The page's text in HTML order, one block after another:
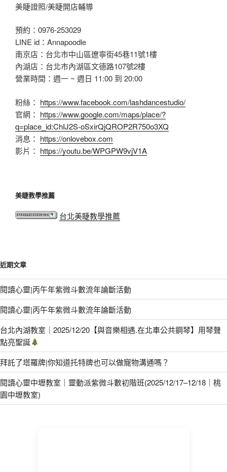
美睫證照/美睫開店輔導
預約：0976-253029
LINE id：Annapoodle
南京店：台北市中山區遼寧街45巷11號1樓
內湖店：台北市內湖區文德路107號2樓
營業時間：週一 ~ 週日 11:00 到 20:00
粉絲： https://www.facebook.com/lashdancestudio/
官網： https://www.google.com/maps/place/?
q=place_id:ChIJ2S-oSxirQjQROP2R750o3XQ
消息： https://onlovebox.com
影片： https://youtu.be/WPGPW9vjV1A
美睫教學推薦
台北美睫教學推薦
近期文章
閱讀心靈|丙午年紫微斗數流年論斷活動
閱讀心靈|丙午年紫微斗數流年論斷活動
台北內湖教室｜2025/12/20【與音樂相遇.在北車公共鋼琴】用琴聲
點亮聖誕
拜託了塔羅牌|你知道托特牌也可以做寵物溝通嗎？
閱讀心靈中壢教室｜靈動派紫微斗數初階班(2025/12/17–12/18｜桃
園中壢教室)